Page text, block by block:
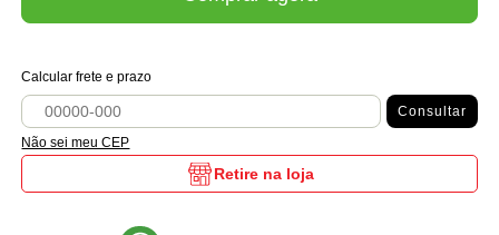
Calcular frete e prazo
Consultar
Não sei meu CEP
Retire na loja